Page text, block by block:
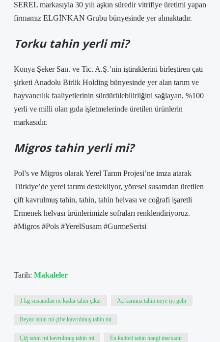
SEREL markasıyla 30 yılı aşkın süredir vitrifiye üretimi yapan
firmamız ELGİNKAN Grubu bünyesinde yer almaktadır.
Torku tahin yerli mi?
Konya Şeker San. ve Tic. A.Ş.’nin iştiraklerini birleştiren çatı
şirketi Anadolu Birlik Holding bünyesinde yer alan tarım ve
hayvancılık faaliyetlerinin sürdürülebilirliğini sağlayan, %100
yerli ve milli olan gıda işletmelerinde üretilen ürünlerin
markasıdır.
Migros tahin yerli mi?
Pol’s ve Migros olarak Yerel Tarım Projesi’ne imza atarak
Türkiye’de yerel tarımı destekliyor, yöresel susamdan üretilen
çift kavrulmuş tahin, tahin, tahin helvası ve coğrafi işaretli
Ermenek helvası ürünlerimizle sofraları renklendiriyoruz.
#Migros #Pols #YerelSusam #GurmeSerisi
Tarih: Makaleler
1 kg susamdan ne kadar tahin çıkar Aç karnına tahin neye iyi gelir
Beyaz tahin mi çifte kavrulmuş tahin mi
Çiğ tahin mi kavrulmuş tahin mi En kaliteli tahin hangi markadır